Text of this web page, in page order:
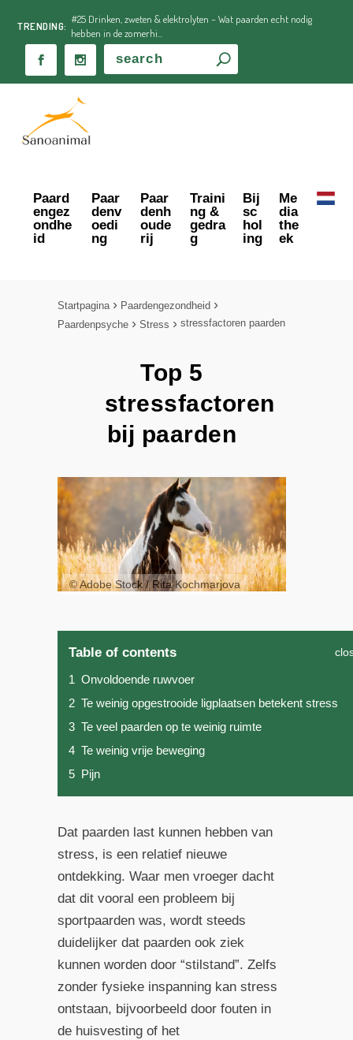
TRENDING:
#25 Drinken, zweten & elektrolyten – Wat paarden echt nodig
hebben in de zomerhi...
Paard
engez
ondhe
id
Paar
denv
oedi
ng
Paar
denh
oude
rij
Traini
ng &
gedra
g
Bij
sc
hol
ing
Me
dia
the
ek
Startpagina
Paardengezondheid
Paardenpsyche
Stress stressfactoren paarden
Top 5
stressfactoren
bij paarden
© Adobe Stock / Rita Kochmarjova
Table of contents
1 Onvoldoende ruwvoer
2 Te weinig opgestrooide ligplaatsen betekent stress
3 Te veel paarden op te weinig ruimte
4 Te weinig vrije beweging
5 Pijn
Dat paarden last kunnen hebben van
stress, is een relatief nieuwe
ontdekking. Waar men vroeger dacht
dat dit vooral een probleem bij
sportpaarden was, wordt steeds
duidelijker dat paarden ook ziek
kunnen worden door “stilstand”. Zelfs
zonder fysieke inspanning kan stress
ontstaan, bijvoorbeeld door fouten in
de huisvesting of het